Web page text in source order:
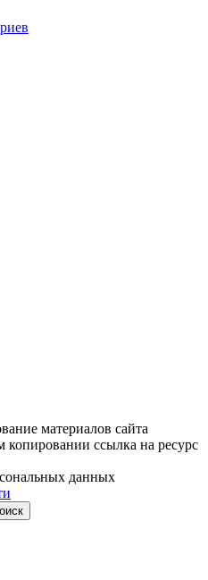
материалов сайта
копировании ссылка на ресурс
данных